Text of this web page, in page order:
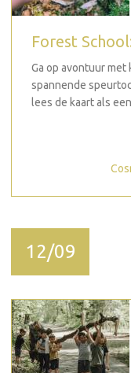
Forest
Ga op avontuur met
spannende
lees de kaart als
12/09